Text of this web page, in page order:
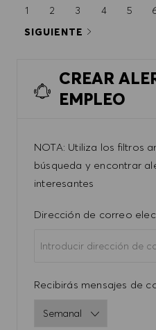
1 2 3 4 5
SIGUIENTE
CREAR
EMPLEO
NOTA: Utiliza los filtros
búsqueda y encontrar
interesantes
Dirección de correo
Recibirás mensajes de